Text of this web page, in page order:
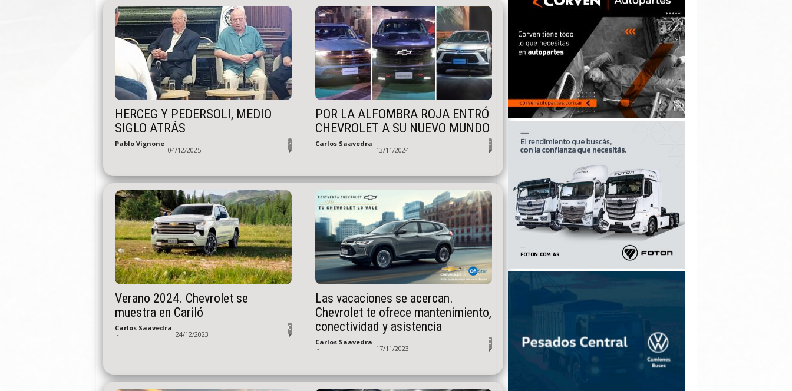
HERCEG Y PEDERSOLI, MEDIO
SIGLO ATRÁS
Pablo Vignone
- 04/12/2025
2
POR LA ALFOMBRA ROJA ENTRÓ
CHEVROLET A SU NUEVO MUNDO
Carlos Saavedra
- 13/11/2024
0
Verano 2024. Chevrolet se
muestra en Cariló
Carlos Saavedra
- 24/12/2023
0
Las vacaciones se acercan.
Chevrolet te ofrece mantenimiento,
conectividad y asistencia
Carlos Saavedra
- 17/11/2023
0